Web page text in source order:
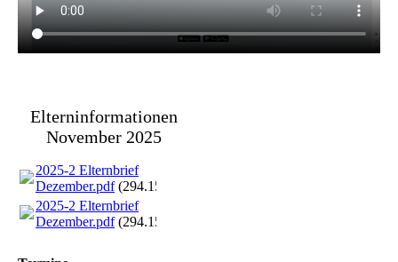
Elterninformationen
November 2025
2025-2 Elternbrief
Dezember.pdf(294.15KB)
2025-2 Elternbrief
Dezember.pdf(294.15KB)